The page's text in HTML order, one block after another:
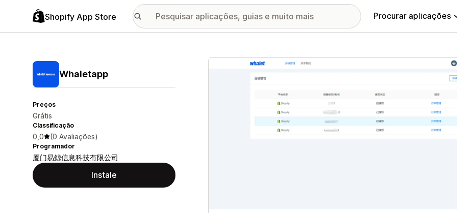
Shopify App Store Procurar aplicações
Whaletapp
Preços
Grátis
Classificação
0,0 (0 Avaliações)
Programador
厦门易鲸信息科技有限公司
Instale
Galeria de imagens em destaque